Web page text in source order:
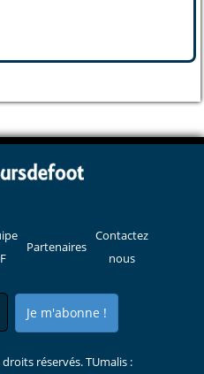
Partenaires
Contactez
nous
Je m'abonne !
réservés. TUmalis :